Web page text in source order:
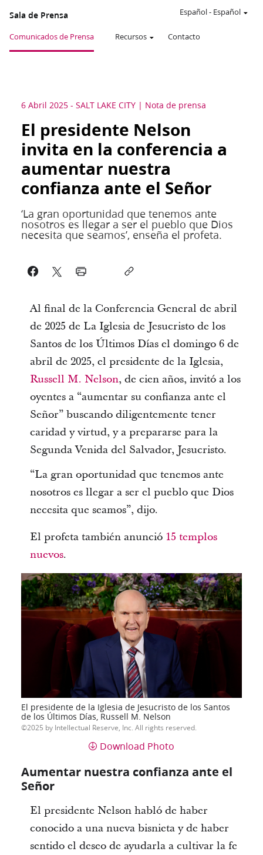
Sala de Prensa
Comunicados de Prensa Recursos Contacto
Español- Español
6 Abril 2025 - SALT LAKE CITY Nota de prensa
El presidente Nelson
invita en la conferencia a
aumentar nuestra
confianza ante el Señor
‘La gran oportunidad que tenemos ante
nosotros es llegar a ser el pueblo que Dios
necesita que seamos’, enseña el profeta.
Al final de la Conferencia General de abril
de 2025 de La Iglesia de Jesucristo de los
Santos de los Últimos Días el domingo 6 de
abril de 2025, el presidente de la Iglesia,
Russell M. Nelson, de cien años, invitó a los
oyentes a “aumentar su confianza ante el
Señor” buscando diligentemente tener
caridad y virtud, y a prepararse para la
Segunda Venida del Salvador, Jesucristo.
“La gran oportunidad que tenemos ante
nosotros es llegar a ser el pueblo que Dios
necesita que seamos”, dijo.
El profeta también anunció 15 templos
nuevos.
El presidente de la Iglesia de Jesucristo de los Santos
de los Últimos Días, Russell M. Nelson
2025 by Intellectual Reserve, Inc. All rights reserved.
Download Photo
Aumentar nuestra confianza ante el
Señor
El presidente Nelson habló de haber
conocido a una nueva bisnieta y de haber
sentido el deseo de ayudarla a cultivar la fe